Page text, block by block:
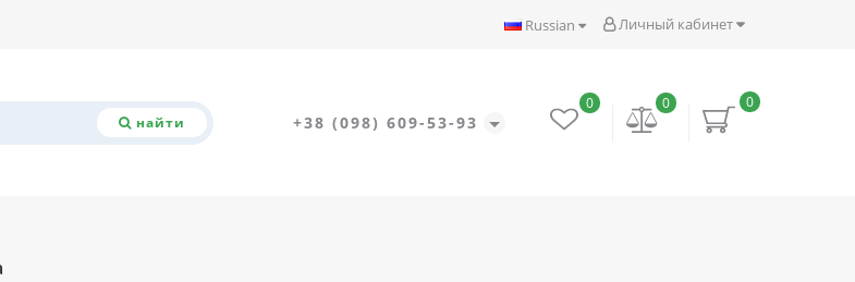
Личный кабинет
Russian
найти +38 (098) 609-53-93
0
0
0